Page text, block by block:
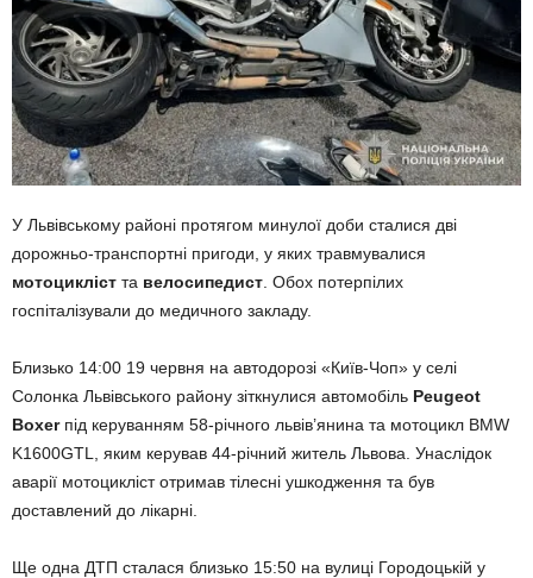
У Львівському районі протягом минулої доби сталися дві
дорожньо-транспортні пригоди, у яких травмувалися
мотоцикліст та велосипедист . Обох потерпілих
госпіталізували до медичного закладу.
Близько 14:00 19 червня на автодорозі «Київ-Чоп» у селі
Солонка Львівського району зіткнулися автомобіль Peugeot
Boxerпід керуванням 58-річного львів’янина та мотоцикл BMW
K1600GTL, яким керував 44-річний житель Львова. Унаслідок
аварії мотоцикліст отримав тілесні ушкодження та був
доставлений до лікарні.
Ще одна ДТП сталася близько 15:50 на вулиці Городоцькій у